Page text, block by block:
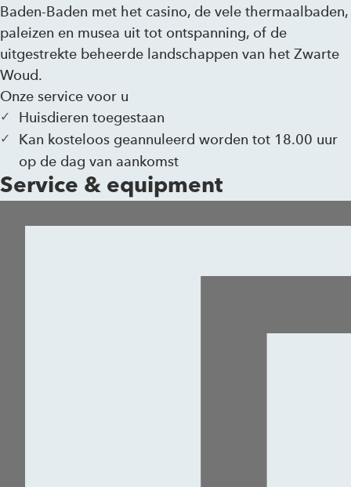
Baden-Baden met het casino, de vele thermaalbaden,
paleizen en musea uit tot ontspanning, of de
uitgestrekte beheerde landschappen van het Zwarte
Woud.
Onze service voor u
Huisdieren toegestaan
Kan kosteloos geannuleerd worden tot 18.00 uur
op de dag van aankomst
Service & equipment